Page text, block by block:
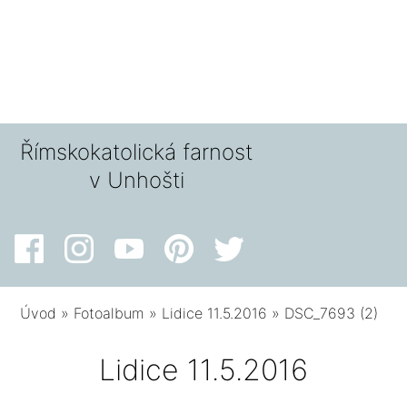
Římskokatolická farnost
v Unhošti
Úvod » Fotoalbum » Lidice 11.5.2016 » DSC_7693 (2)
Lidice 11.5.2016